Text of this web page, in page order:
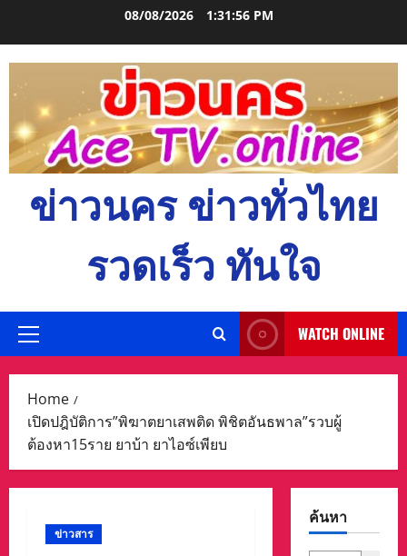
08/08/2026 1:31:57 PM
ข่าวนคร ข่าวทั่วไทย
รวดเร็ว ทันใจ
Primary
WATCH ONLINE
Home
เปิดปฎิบัติการ”พิฆาตยาเสพติด พิชิตอันธพาล”รวบผู้
ต้องหา15ราย ยาบ้า ยาไอซ์เพียบ
ข่าวสาร
ค้นหา